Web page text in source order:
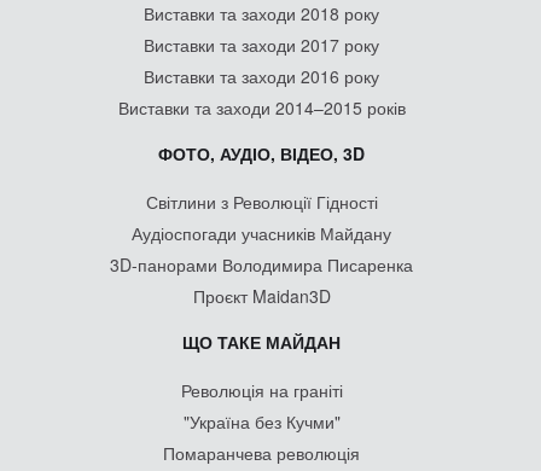
Виставки та заходи 2018 року
Виставки та заходи 2017 року
Виставки та заходи 2016 року
Виставки та заходи 2014–2015 років
ФОТО, АУДІО, ВІДЕО, 3D
Світлини з Революції Гідності
Аудіоспогади учасників Майдану
3D-панорами Володимира Писаренка
Проєкт Maidan3D
ЩО ТАКЕ МАЙДАН
Революція на граніті
"Україна без Кучми"
Помаранчева революція